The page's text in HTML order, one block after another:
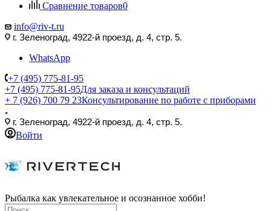
Сравнение товаров0
info@riv-t.ru
г. Зеленоград, 4922-й проезд, д. 4, стр. 5.
WhatsApp
+7 (495) 775-81-95
+7 (495) 775-81-95Для заказа и консультаций
+ 7 (926) 700 79 23Консультирование по работе с приборами
г. Зеленоград, 4922-й проезд, д. 4, стр. 5.
Войти
Рыбалка как увлекательное и осознанное хобби!